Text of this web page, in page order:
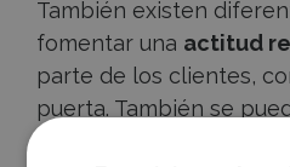
También existen
fomentar una actitud
parte de los clientes,
puerta. También se